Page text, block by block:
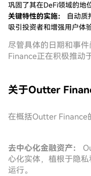
巩固了其在DeFi领域的地
关键特性的实施：
自动质
吸引投资者和增强用户体
尽管具体的日期和事
Finance正在积极推动
关于Outter
在概括Outter Finance
去中心化金融资产：
心化实体，植根于隐
运行。